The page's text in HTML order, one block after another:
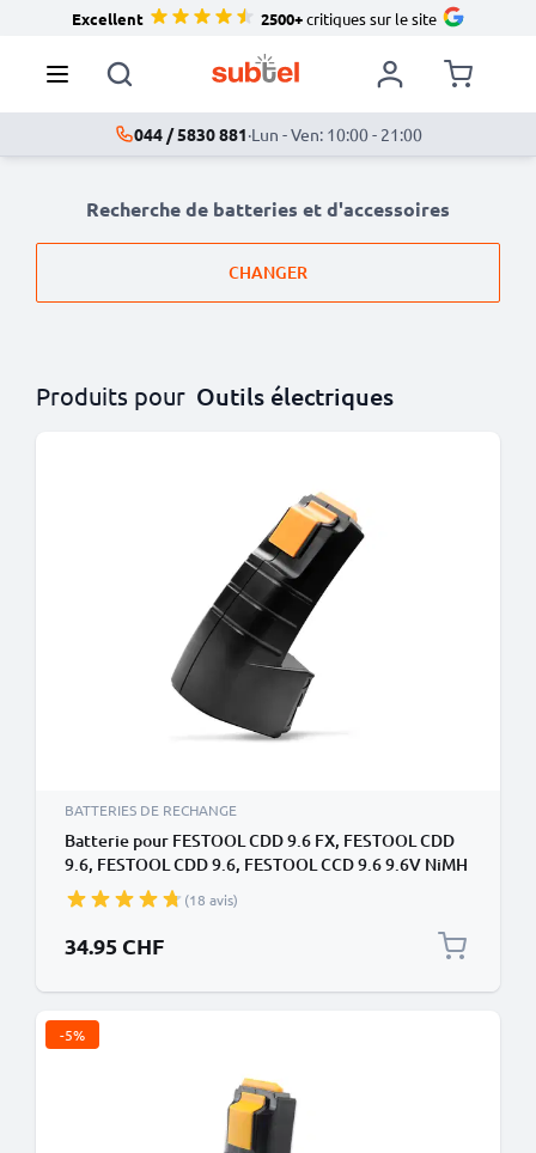
Excellent 2500+critiques sur le site
044 / 5830 881·Lun - Ven: 10:00 - 21:00
Recherche de batteries et d'accessoires
CHANGER
Produits pour Outils électriques
BATTERIES DE RECHANGE
Batterie pour FESTOOL CDD 9.6 FX, FESTOOL CDD
9.6, FESTOOL CDD 9.6, FESTOOL CCD 9.6 9.6V NiMH
3300mAh de CELLONIC
(18 avis)
34.95 CHF
-5%